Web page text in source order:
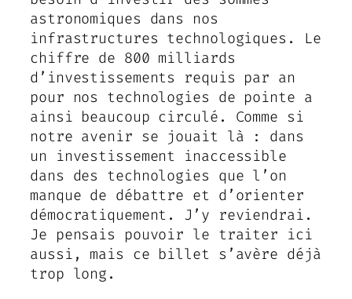
astronomiques dans nos
infrastructures technologiques. Le
chiffre de 800 milliards
d’investissements requis par an
pour nos technologies de pointe a
ainsi beaucoup circulé. Comme si
notre avenir se jouait là : dans
un investissement inaccessible
dans des technologies que l’on
manque de débattre et d’orienter
démocratiquement. J’y reviendrai.
Je pensais pouvoir le traiter ici
aussi, mais ce billet s’avère déjà
trop long.